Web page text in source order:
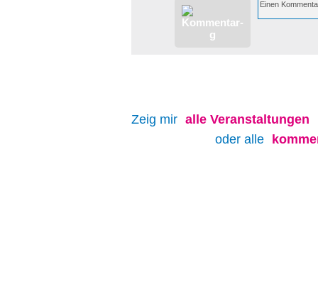
Zeig mir alle Veranstaltungen
oder alle